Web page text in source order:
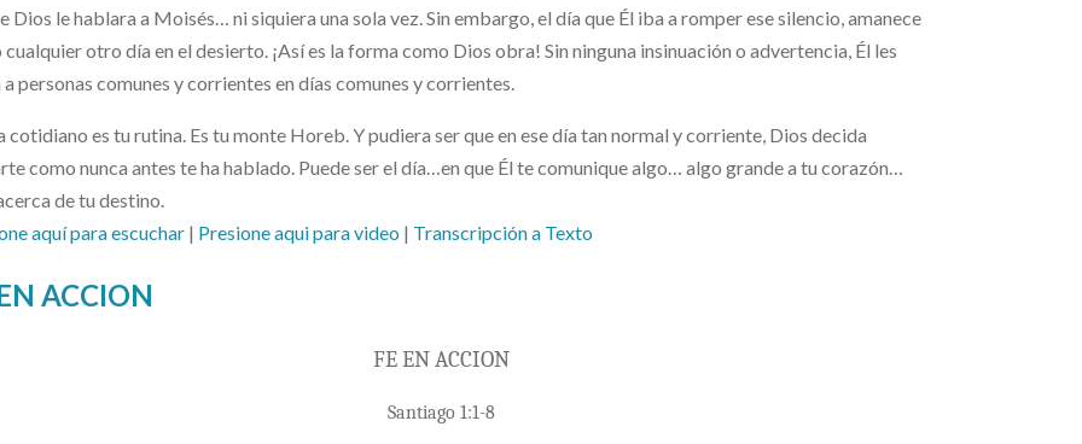
Dios le hablara a Moisés… ni siquiera una sola vez. Sin embargo, el día que Él iba a romper ese silencio, amanece
otro día en el desierto. ¡Así es la forma como Dios obra! Sin ninguna insinuación o advertencia, Él les
personas comunes y corrientes en días comunes y corrientes.
cotidiano es tu rutina. Es tu monte Horeb. Y pudiera ser que en ese día tan normal y corriente, Dios decida
como nunca antes te ha hablado. Puede ser el día…en que Él te comunique algo… algo grande a tu corazón…
de tu destino.
aquí para escuchar | Presione aqui para video | Transcripción a Texto
ACCION
FE EN ACCION
Santiago 1:1-8